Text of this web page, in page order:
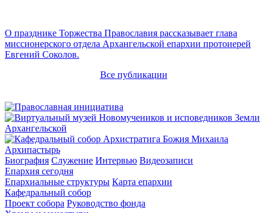
О празднике Торжества Православия рассказывает глава
миссионерского отдела Архангельской епархии протоиерей
Евгений Соколов.
Все публикации
Архипастырь
Биография Служение Интервью Видеозаписи
Епархия сегодня
Епархиальные структуры Карта епархии
Кафедральный собор
Проект собора Руководство фонда